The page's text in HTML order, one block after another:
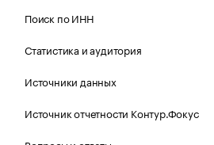
Поиск по ИНН
Статистика и аудитория
Источники данных
Источник отчетности Контур.Фокус